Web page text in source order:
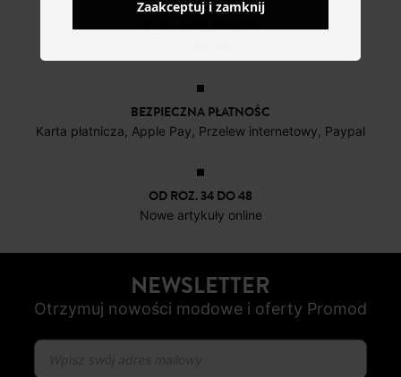
DARMOWE ZWROTY
BEZPIECZNA PŁATNOŚC
Karta płatnicza, Apple Pay, Przelew internetowy, Paypal
OD ROZ. 34 DO 48
Nowe artykuły online
NEWSLETTER
Otrzymuj nowości modowe i oferty Promod
Zaakceptuj i zamknij